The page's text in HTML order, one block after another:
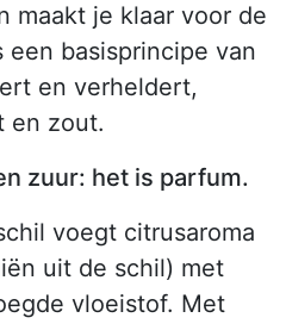
maakt je klaar voor de
basisprincipe van
en verheldert,
en zout.
zuur: het is parfum.
voegt citrusaroma
uit de schil) met
vloeistof. Met